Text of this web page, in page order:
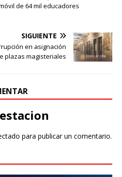
de 64 mil educadores
SIGUIENTE
en asignación
plazas magisteriales
para publicar un comentario.